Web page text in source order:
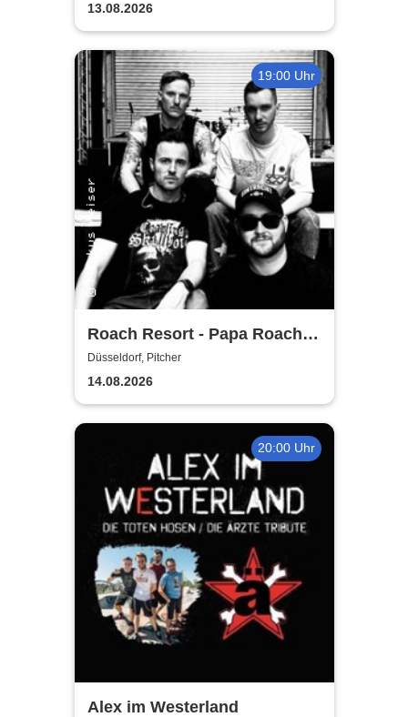
13.08.2026
19:00 Uhr
Roach Resort - Papa Roach
Tribute
Düsseldorf, Pitcher
14.08.2026
20:00 Uhr
Alex im Westerland